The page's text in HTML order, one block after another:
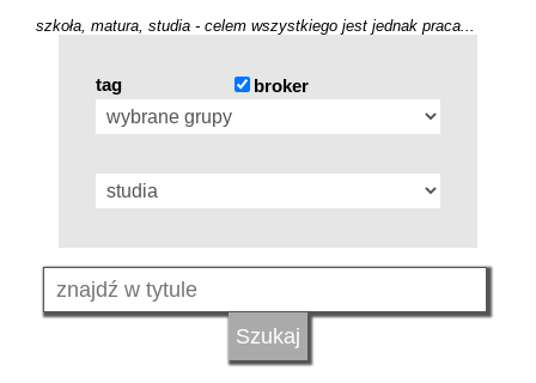
szkoła, matura, studia - celem wszystkiego jest jednak praca...
tag broker